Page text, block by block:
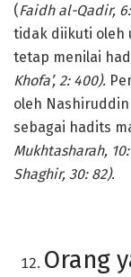
(Faidh al-Qadir,
tidak diikuti oleh
tetap menilai
Khofa’, 2: 400).
oleh
sebagai hadits
Mukhtasharah,
Shaghir, 30: 82).
Orang